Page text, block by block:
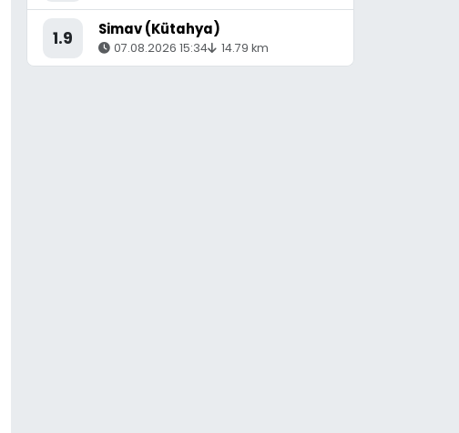
1.9 Simav (Kütahya)
07.08.2026 15:34 14.79 km